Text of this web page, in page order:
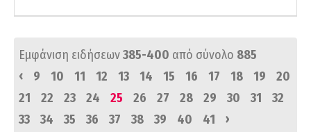
Εμφάνιση ειδήσεων385-400 από σύνολο 885
‹
9 10 11 12 13 14 15 16 17 18 19
20
21
22 23 24 25 26 27 28 29 30 31
32
33
34 35 36 37 38 39 40 41 ›